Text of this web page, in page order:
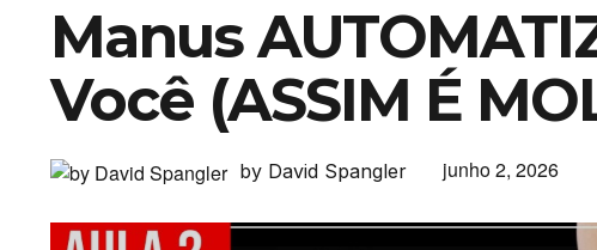
Manus
Você (ASSIM É
by David Spangler junho 2, 2026